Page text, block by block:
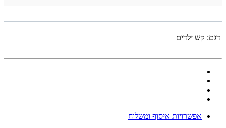
דגם: קש ילדים
אפשרויות איסוף ומשלוח